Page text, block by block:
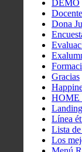
DEMO
Dona
Gracias
HOME
Línea
Lista
Los